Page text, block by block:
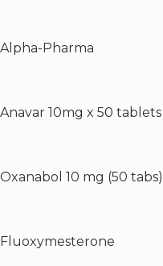
Alpha-Pharma
Anavar 10mg x 50 tablets
Oxanabol 10 mg (50 tabs)
Fluoxymesterone